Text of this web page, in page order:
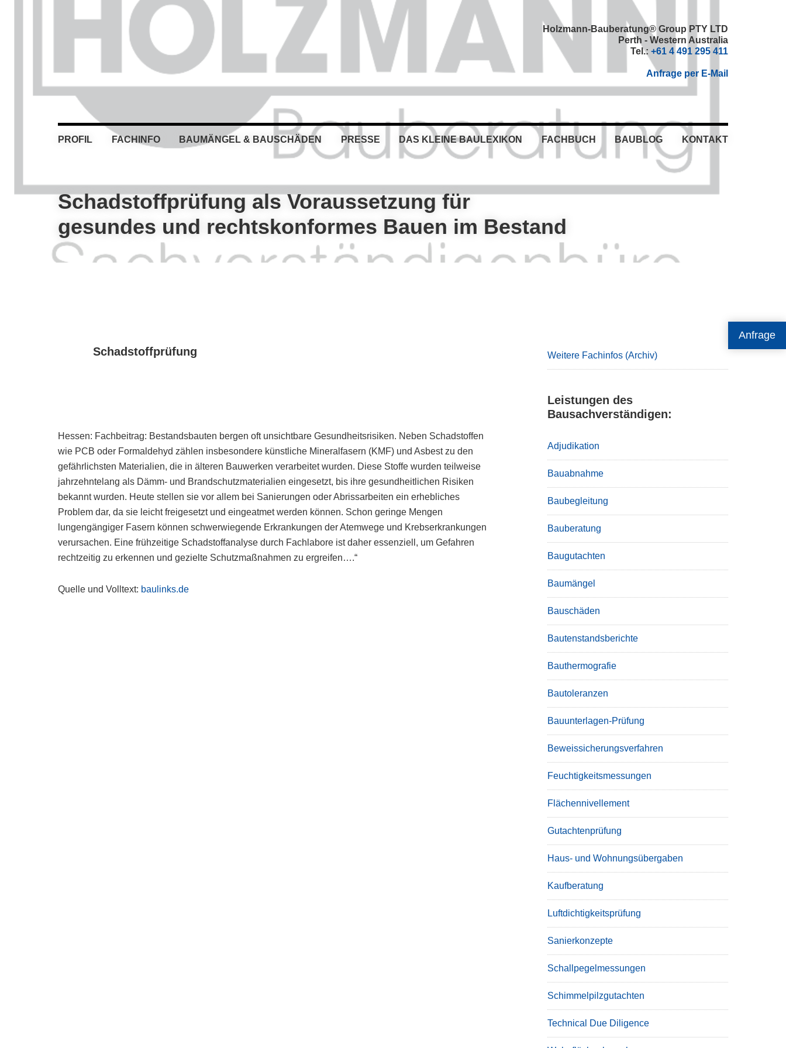
Anfrage
Holzmann-Bauberatung® Group PTY LTD
Perth - Western Australia
Tel.: +61 4 491 295 411
Anfrage per E-Mail
PROFIL FACHINFO BAUMÄNGEL & BAUSCHÄDEN PRESSE DAS KLEINE BAULEXIKON FACHBUCH BAUBLOG KONTAKT
Schadstoffprüfung als Voraussetzung für
gesundes und rechtskonformes Bauen im Bestand
Schadstoffprüfung
Hessen: Fachbeitrag: Bestandsbauten bergen oft unsichtbare Gesundheitsrisiken. Neben Schadstoffen
wie PCB oder Formaldehyd zählen insbesondere künstliche Mineralfasern (KMF) und Asbest zu den
gefährlichsten Materialien, die in älteren Bauwerken verarbeitet wurden. Diese Stoffe wurden teilweise
jahrzehntelang als Dämm- und Brandschutzmaterialien eingesetzt, bis ihre gesundheitlichen Risiken
bekannt wurden. Heute stellen sie vor allem bei Sanierungen oder Abrissarbeiten ein erhebliches
Problem dar, da sie leicht freigesetzt und eingeatmet werden können. Schon geringe Mengen
lungengängiger Fasern können schwerwiegende Erkrankungen der Atemwege und Krebserkrankungen
verursachen. Eine frühzeitige Schadstoffanalyse durch Fachlabore ist daher essenziell, um Gefahren
rechtzeitig zu erkennen und gezielte Schutzmaßnahmen zu ergreifen….“
Quelle und Volltext: baulinks.de
Weitere Fachinfos (Archiv)
Leistungen des
Bausachverständigen:
Adjudikation
Bauabnahme
Baubegleitung
Bauberatung
Baugutachten
Baumängel
Bauschäden
Bautenstandsberichte
Bauthermografie
Bautoleranzen
Bauunterlagen-Prüfung
Beweissicherungsverfahren
Feuchtigkeitsmessungen
Flächennivellement
Gutachtenprüfung
Haus- und Wohnungsübergaben
Kaufberatung
Luftdichtigkeitsprüfung
Sanierkonzepte
Schallpegelmessungen
Schimmelpilzgutachten
Technical Due Diligence